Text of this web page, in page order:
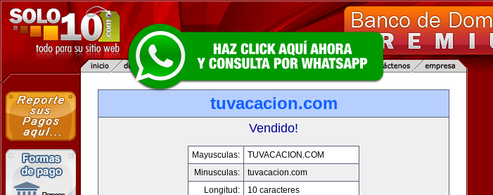
tuvacacion.com
Vendido!
Mayusculas:
TUVACACION.COM
Minusculas:
tuvacacion.com
Longitud:
10 caracteres